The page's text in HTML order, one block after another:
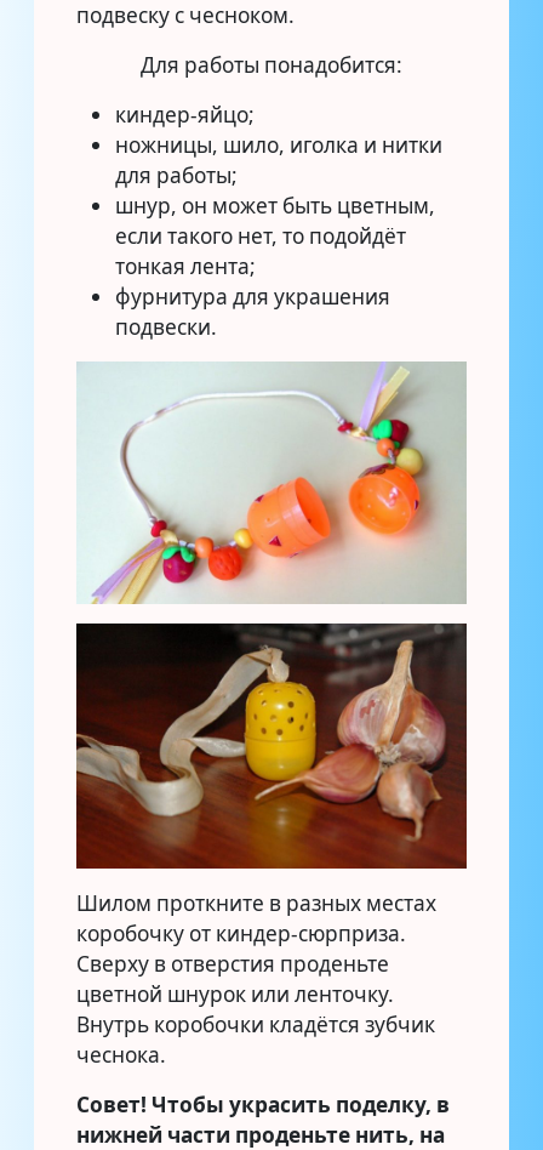
подвеску с чесноком.
Для работы понадобится:
киндер-яйцо;
ножницы, шило, иголка и нитки
для работы;
шнур, он может быть цветным,
если такого нет, то подойдёт
тонкая лента;
фурнитура для украшения
подвески.
Шилом проткните в разных местах
коробочку от киндер-сюрприза.
Сверху в отверстия проденьте
цветной шнурок или ленточку.
Внутрь коробочки кладётся зубчик
чеснока.
Совет! Чтобы украсить поделку, в
нижней части проденьте нить, на